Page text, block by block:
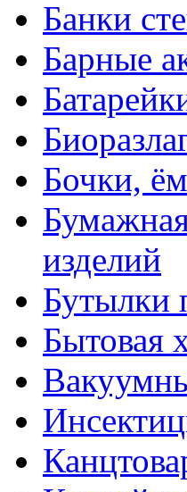
Банки
Барные
Бочки,
изделий
Бутылки
Бытовая